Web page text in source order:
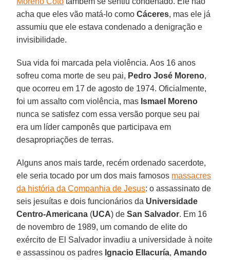
acha que eles vão matá-lo comoCáceres, mas ele já
assumiu que ele estava condenado a denigração e
invisibilidade.
Sua vida foi marcada pela violência. Aos 16 anos
sofreu coma morte de seu pai, Pedro José Moreno,
que ocorreu em 17 de agosto de 1974. Oficialmente,
foi um assalto com violência, mas Ismael Moreno
nunca se satisfez com essa versão porque seu pai
era um líder camponês que participava em
desapropriações de terras.
Alguns anos mais tarde, recém ordenado sacerdote,
ele seria tocado por um dos mais famosos massacres
da história da Companhia de Jesus: o assassinato de
seis jesuítas e dois funcionários da Universidade
Centro-Americana (UCA) deSan Salvador. Em 16
de novembro de 1989, um comando de elite do
exército de El Salvador invadiu a universidade à noite
e assassinou os padres Ignacio Ellacuría, Amando